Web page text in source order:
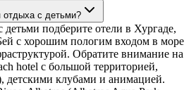
отдыха с детьми?
подберите отели в Хургаде,
с хорошим пологим входом в море
Обратите внимание на
hotel с большой территорией,
детскими клубами и анимацией.